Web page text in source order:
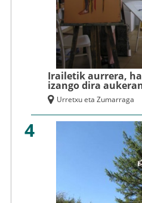
Irailetik aurrera,
izango dira
Urretxu eta Zumarraga
4